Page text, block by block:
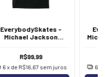
EverybodySkates -
Michael Jackson
R$99,99
6 x de R$16,67 sem juros 6